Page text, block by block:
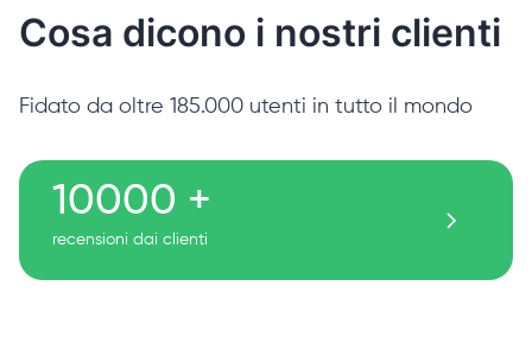
Cosa dicono i nostri clienti
Fidato da oltre 185.000 utenti in tutto il mondo
10000 +
recensioni dai clienti